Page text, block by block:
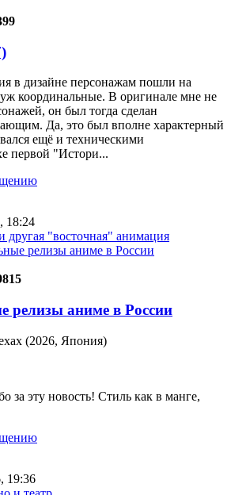
в дизайне персонажам пошли на
координальные. В оригинале мне не
он был тогда сделан
Да, это был вполне характерный
ещё и техническими
первой "Истори...
18:24
другая "восточная" анимация
релизы аниме в России
релизы аниме в России
(2026, Япония)
за эту новость! Стиль как в манге,
19:36